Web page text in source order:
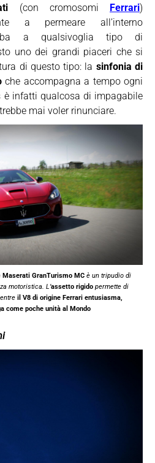
(con cromosomi Ferrari)
a permeare all’interno
a qualsivoglia tipo di
uno dei grandi piaceri che si
di questo tipo: la sinfonia di
che accompagna a tempo ogni
è infatti qualcosa di impagabile
mai voler rinunciare.
Maserati GranTurismo MCè un tripudio di
motoristica. L’assetto rigido permette di
il V8 di origine Ferrari entusiasma,
come poche unità al Mondo